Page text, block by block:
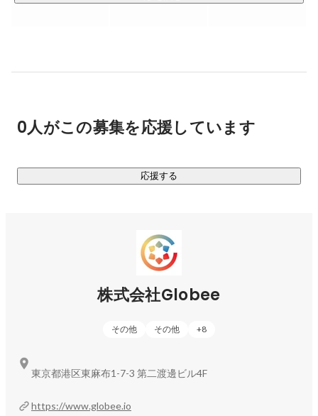
割以上の認知を誇り、現在の登録ユーザー数は600万人を突
破しています。
️◼️ 「abceed」の学校・法人展開とは？
┈┈┈┈┈┈┈┈┈┈┈┈┈┈┈┈┈
toC向けの大きな基盤を持ったことにより、2021年度より全
国の中学・高等学校・法人向けサービスの提案を開始しまし
た。学校向けには教科書や単語帳などの副教材が利用可能な
（abceed for school）をご提案。学校事業においては令和8年
す。
企業向けには研修や福利厚生の一つとしてご利用いただいて
0人がこの募集を応援しています
応援する
株式会社Globee
その他 その他 +8
https://www.globee.io
東京都港区東麻布1-7-3 第二渡邊ビル4F